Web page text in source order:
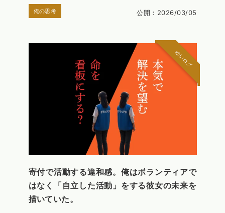
俺の思考 公開：2026/03/05
寄付で活動する違和感。俺はボランティアで
はなく「自立した活動」をする彼女の未来を
描いていた。
ゆいログ